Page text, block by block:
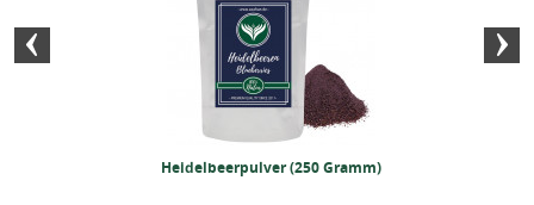
Heidelbeerpulver (250 Gramm)